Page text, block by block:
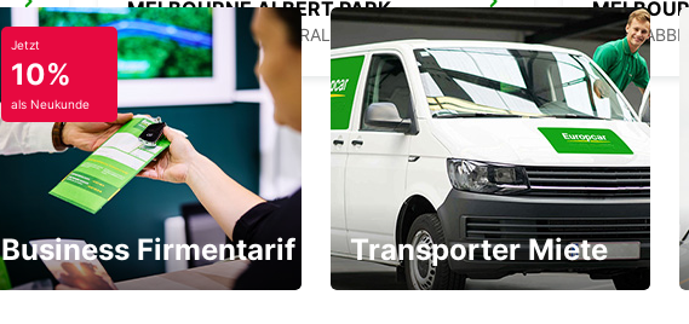
MELBOURNE ALBERT PARK
ALBERT PARK - AUSTRALIA
Jetzt
10%
als Neukunde
Business Firmentarif Transporter Miete